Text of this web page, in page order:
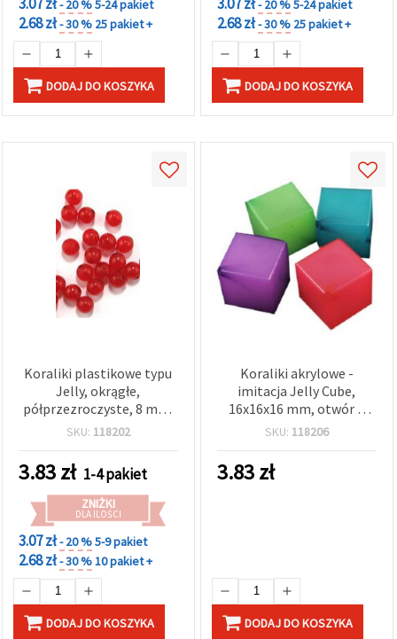
- 20 %5-24 pakiet
2.68 zł- 30 % 25 pakiet +
DODAJ DO KOSZYKA
- 20 %5-24 pakiet
2.68 zł- 30 % 25 pakiet +
DODAJ DO KOSZYKA
Koraliki plastikowe typu
Jelly, okrągłe,
półprzezroczyste, 8 mm,
otwór 1,5 mm, czerwone,
biżuterii, bransoletek,
naszyjników i dekoracji
DIY
SKU: 118202
3.83zł 1-4 pakiet
ZNIŻKI
DLA ILOŚCI
3.07 zł- 20 %5-9 pakiet
2.68 zł- 30 %10 pakiet +
DODAJ DO KOSZYKA
Koraliki akrylowe -
imitacja Jelly Cube,
16x16x16 mm, otwór 2
mm, mix kolorów - 50 g ~
SKU: 118206
3.83zł
DODAJ DO KOSZYKA